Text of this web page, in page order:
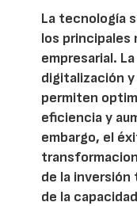
La tecnología
los principales
empresarial.
digitalización
permiten
eficiencia y
embargo, el
de la
de la